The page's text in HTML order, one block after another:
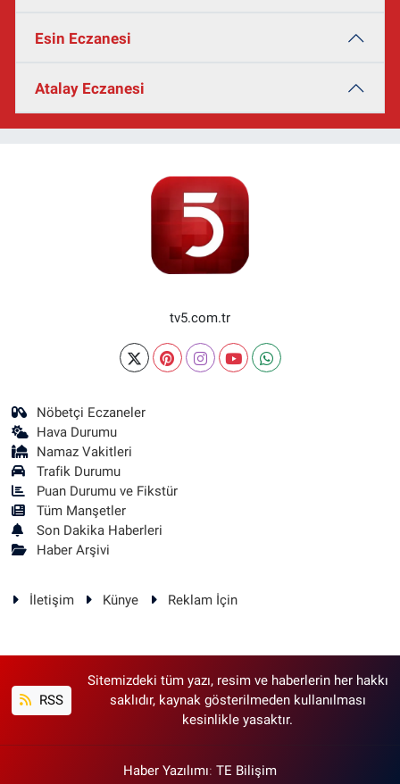
Esin Eczanesi
Atalay Eczanesi
tv5.com.tr
Nöbetçi Eczaneler
Hava Durumu
Namaz Vakitleri
Trafik Durumu
Puan Durumu ve Fikstür
Tüm Manşetler
Son Dakika Haberleri
Haber Arşivi
İletişim Künye Reklam İçin
RSS
Sitemizdeki tüm yazı, resim ve haberlerin her hakkı
saklıdır, kaynak gösterilmeden kullanılması
kesinlikle yasaktır.
Haber Yazılımı: TE Bilişim